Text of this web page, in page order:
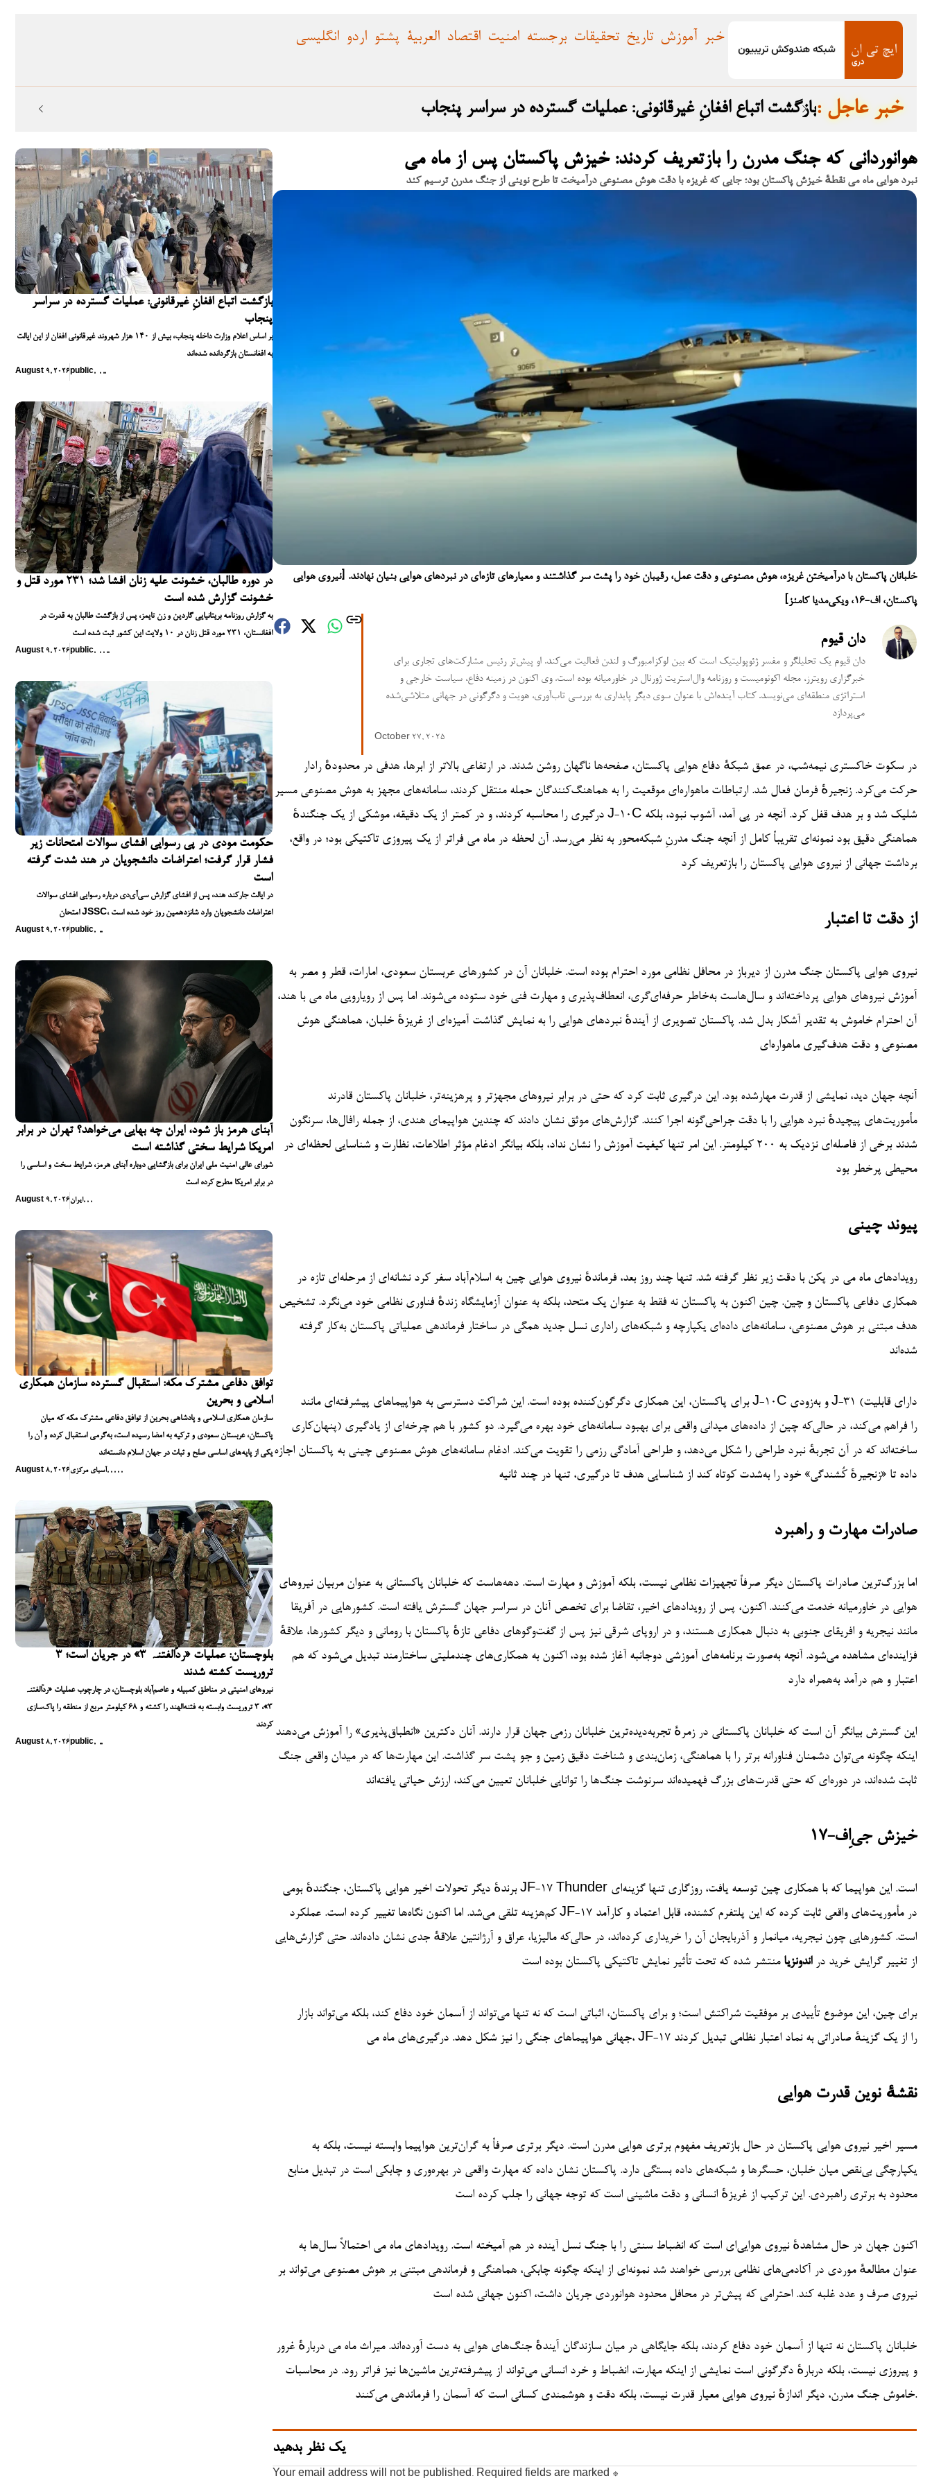
اقتصاد امنیت برجسته تحقیقات تاریخ آموزش خبر انگلیسی اردو پشتو العربية
بازگشت اتباع افغانِ غیرقانونی: عملیات گسترده در سراسر پنجاب : خبر عاجل
بازگشت اتباع افغانِ غیرقانونی: عملیات گسترده در سراسر
پنجاب
بر اساس اعلام وزارت داخله پنجاب، بیش از ۱۴۰ هزار شهروند غیرقانونی افغان از این ایالت
به افغانستان بازگردانده شده‌اند
August 9, 2026 public, ,,,
در دوره طالبان، خشونت علیه زنان افشا شد؛ ۲۳۱ مورد قتل و
خشونت گزارش شده است
به گزارش روزنامه بریتانیایی گاردین و زن تایمز، پس از بازگشت طالبان به قدرت در
افغانستان، ۲۳۱ مورد قتل زنان در ۱۰ ولایت این کشور ثبت شده است
August 9, 2026 public, ,,,,
حکومت مودی در پی رسوایی افشای سوالات امتحانات زیر
فشار قرار گرفت؛ اعتراضات دانشجویان در هند شدت گرفته
است
در ایالت جارکند هند، پس از افشای گزارش سی‌آی‌دی درباره رسوایی افشای سوالات
امتحان JSSC، اعتراضات دانشجویان وارد شانزدهمین روز خود شده است
August 9, 2026 public, ,,
آبنای هرمز باز شود، ایران چه بهایی می‌خواهد؟ تهران در برابر
امریکا شرایط سختی گذاشته است
شورای عالی امنیت ملی ایران برای بازگشایی دوباره آبنای هرمز، شرایط سخت و اساسی را
در برابر امریکا مطرح کرده است
August 9, 2026ایران, , ,
توافق دفاعی مشترک مکه: استقبال گسترده سازمان همکاری
اسلامی و بحرین
سازمان همکاری اسلامی و پادشاهی بحرین از توافق دفاعی مشترک مکه که میان
پاکستان، عربستان سعودی و ترکیه به امضا رسیده است، به‌گرمی استقبال کرده و آن را
یکی از پایه‌های اساسی صلح و ثبات در جهان اسلام دانسته‌اند
August 8, 2026آسیای مرکزی, , , , ,
بلوچستان: عملیات «ردّالفتنہ ۳» در جریان است؛ ۳
تروریست کشته شدند
نیروهای امنیتی در مناطق کمبیله و عاصم‌آباد بلوچستان، در چارچوب عملیات «ردّالفتنہ
۳»، ۳ تروریست وابسته به فتنه‌الهند را کشته و ۶۸ کیلومتر مربع از منطقه را پاک‌سازی
کردند
August 8, 2026 public, ,,
هوانوردانی که جنگ مدرن را بازتعریف کردند: خیزش پاکستان پس از ماه می
نبرد هوایی ماه می نقطهٔ خیزش پاکستان بود؛ جایی که غریزه با دقت هوش مصنوعی درآمیخت تا طرح نوینی از جنگ مدرن ترسیم کند
خلبانان پاکستان با درآمیختن غریزه، هوش مصنوعی و دقت عمل، رقیبان خود را پشت سر گذاشتند و معیارهای تازه‌ای در نبردهای هوایی بنیان نهادند. [نیروی هوایی
پاکستان، اف-۱۶، ویکی‌مدیا کامنز]
دان قیوم
دان قیوم یک تحلیلگر و مفسر ژئوپولیتیک است که بین لوکزامبورگ و لندن فعالیت می‌کند. او پیش‌تر رئیس مشارکت‌های تجاری برای
خبرگزاری رویترز، مجله اکونومیست و روزنامه وال‌استریت ژورنال در خاورمیانه بوده است. وی اکنون در زمینه دفاع، سیاست خارجی و
استراتژی منطقه‌ای می‌نویسد. کتاب آینده‌اش با عنوان سوی دیگر پایداری به بررسی تاب‌آوری، هویت و دگرگونی در جهانی متلاشی‌شده
می‌پردازد
October 27, 2025
در سکوت خاکستری نیمه‌شب، در عمق شبکهٔ دفاع هوایی پاکستان، صفحه‌ها ناگهان روشن شدند. در ارتفاعی بالاتر از ابرها، هدفی در محدودهٔ رادار
حرکت می‌کرد. زنجیرهٔ فرمان فعال شد. ارتباطات ماهواره‌ای موقعیت را به هماهنگ‌کنندگان حمله منتقل کردند، سامانه‌های مجهز به هوش مصنوعی مسیر
درگیری را محاسبه کردند، و در کمتر از یک دقیقه، موشکی از یک جنگندهٔ J-10C شلیک شد و بر هدف قفل کرد. آنچه در پی آمد، آشوب نبود، بلکه
هماهنگی دقیق بود نمونه‌ای تقریباً کامل از آنچه جنگ مدرنِ شبکه‌محور به نظر می‌رسد. آن لحظه در ماه می فراتر از یک پیروزی تاکتیکی بود؛ در واقع،
برداشت جهانی از نیروی هوایی پاکستان را بازتعریف کرد
از دقت تا اعتبار
نیروی هوایی پاکستان جنگ مدرن از دیرباز در محافل نظامی مورد احترام بوده است. خلبانان آن در کشورهای عربستان سعودی، امارات، قطر و مصر به
آموزش نیروهای هوایی پرداخته‌اند و سال‌هاست به‌خاطر حرفه‌ای‌گری، انعطاف‌پذیری و مهارت فنی خود ستوده می‌شوند. اما پس از رویارویی ماه می با هند،
آن احترام خاموش به تقدیر آشکار بدل شد. پاکستان تصویری از آیندهٔ نبردهای هوایی را به نمایش گذاشت آمیزه‌ای از غریزهٔ خلبان، هماهنگی هوش
مصنوعی و دقت هدف‌گیری ماهواره‌ای
آنچه جهان دید، نمایشی از قدرت مهار‌شده بود. این درگیری ثابت کرد که حتی در برابر نیروهای مجهزتر و پرهزینه‌تر، خلبانان پاکستان قادرند
مأموریت‌های پیچیدهٔ نبرد هوایی را با دقت جراحی‌گونه اجرا کنند. گزارش‌های موثق نشان دادند که چندین هواپیمای هندی، از جمله رافال‌ها، سرنگون
شدند برخی از فاصله‌ای نزدیک به ۲۰۰ کیلومتر. این امر تنها کیفیت آموزش را نشان نداد، بلکه بیانگر ادغام مؤثر اطلاعات، نظارت و شناسایی لحظه‌ای در
محیطی پرخطر بود
پیوند چینی
رویدادهای ماه می در پکن با دقت زیر نظر گرفته شد. تنها چند روز بعد، فرماندهٔ نیروی هوایی چین به اسلام‌آباد سفر کرد نشانه‌ای از مرحله‌ای تازه در
همکاری دفاعی پاکستان و چین. چین اکنون به پاکستان نه فقط به عنوان یک متحد، بلکه به عنوان آزمایشگاه زندهٔ فناوری نظامی خود می‌نگرد. تشخیص
هدف مبتنی بر هوش مصنوعی، سامانه‌های داده‌ای یکپارچه و شبکه‌های راداری نسل جدید همگی در ساختار فرماندهی عملیاتی پاکستان به‌کار گرفته
شده‌اند
برای پاکستان، این همکاری دگرگون‌کننده بوده است. این شراکت دسترسی به هواپیماهای پیشرفته‌ای مانند J-10C و به‌زودی J-31 (دارای قابلیت
پنهان‌کاری) را فراهم می‌کند، در حالی‌که چین از داده‌های میدانی واقعی برای بهبود سامانه‌های خود بهره می‌گیرد. دو کشور با هم چرخه‌ای از یادگیری
ساخته‌اند که در آن تجربهٔ نبرد طراحی را شکل می‌دهد، و طراحی آمادگی رزمی را تقویت می‌کند. ادغام سامانه‌های هوش مصنوعی چینی به پاکستان اجازه
داده تا «زنجیرهٔ کُشندگی» خود را به‌شدت کوتاه کند از شناسایی هدف تا درگیری، تنها در چند ثانیه
صادرات مهارت و راهبرد
اما بزرگ‌ترین صادرات پاکستان دیگر صرفاً تجهیزات نظامی نیست، بلکه آموزش و مهارت است. دهه‌هاست که خلبانان پاکستانی به عنوان مربیان نیروهای
هوایی در خاورمیانه خدمت می‌کنند. اکنون، پس از رویدادهای اخیر، تقاضا برای تخصص آنان در سراسر جهان گسترش یافته است. کشورهایی در آفریقا
مانند نیجریه و افریقای جنوبی به دنبال همکاری هستند، و در اروپای شرقی نیز پس از گفت‌وگوهای دفاعی تازهٔ پاکستان با رومانی و دیگر کشورها، علاقهٔ
فزاینده‌ای مشاهده می‌شود. آنچه به‌صورت برنامه‌های آموزشی دوجانبه آغاز شده بود، اکنون به همکاری‌های چندملیتی ساختارمند تبدیل می‌شود که هم
اعتبار و هم درآمد به‌همراه دارد
این گسترش بیانگر آن است که خلبانان پاکستانی در زمرهٔ تجربه‌دیده‌ترین خلبانان رزمی جهان قرار دارند. آنان دکترین «انطباق‌پذیری» را آموزش می‌دهند
اینکه چگونه می‌توان دشمنان فناورانه برتر را با هماهنگی، زمان‌بندی و شناخت دقیق زمین و جو پشت سر گذاشت. این مهارت‌ها که در میدان واقعی جنگ
ثابت شده‌اند، در دوره‌ای که حتی قدرت‌های بزرگ فهمیده‌اند سرنوشت جنگ‌ها را توانایی خلبانان تعیین می‌کند، ارزش حیاتی یافته‌اند
خیزش جی‌اِف-۱۷
برندهٔ دیگر تحولات اخیر هوایی پاکستان، جنگندهٔ بومی JF-17 Thunder است. این هواپیما که با همکاری چین توسعه یافت، روزگاری تنها گزینه‌ای
کم‌هزینه تلقی می‌شد. اما اکنون نگاه‌ها تغییر کرده است. عملکرد JF-17 در مأموریت‌های واقعی ثابت کرده که این پلتفرم کشنده، قابل اعتماد و کارآمد
است. کشورهایی چون نیجریه، میانمار و آذربایجان آن را خریداری کرده‌اند، در حالی‌که مالیزیا، عراق و آرژانتین علاقهٔ جدی نشان داده‌اند. حتی گزارش‌هایی
از تغییر گرایش خرید دراندونزیا منتشر شده که تحت تأثیر نمایش تاکتیکی پاکستان بوده است
برای چین، این موضوع تأییدی بر موفقیت شراکتش است؛ و برای پاکستان، اثباتی است که نه تنها می‌تواند از آسمان خود دفاع کند، بلکه می‌تواند بازار
جهانی هواپیماهای جنگی را نیز شکل دهد. درگیری‌های ماه می، JF-17 را از یک گزینهٔ صادراتی به نماد اعتبار نظامی تبدیل کردند
نقشهٔ نوین قدرت هوایی
مسیر اخیر نیروی هوایی پاکستان در حال بازتعریف مفهوم برتری هوایی مدرن است. دیگر برتری صرفاً به گران‌ترین هواپیما وابسته نیست، بلکه به
یکپارچگی بی‌نقص میان خلبان، حسگرها و شبکه‌های داده بستگی دارد. پاکستان نشان داده که مهارت واقعی در بهره‌وری و چابکی است در تبدیل منابع
محدود به برتری راهبردی. این ترکیب از غریزهٔ انسانی و دقت ماشینی است که توجه جهانی را جلب کرده است
اکنون جهان در حال مشاهدهٔ نیروی هوایی‌ای است که انضباط سنتی را با جنگ نسل آینده در هم آمیخته است. رویدادهای ماه می احتمالاً سال‌ها به
عنوان مطالعهٔ موردی در آکادمی‌های نظامی بررسی خواهند شد نمونه‌ای از اینکه چگونه چابکی، هماهنگی و فرماندهی مبتنی بر هوش مصنوعی می‌تواند بر
نیروی صرف و عدد غلبه کند. احترامی که پیش‌تر در محافل محدود هوانوردی جریان داشت، اکنون جهانی شده است
خلبانان پاکستان نه تنها از آسمان خود دفاع کردند، بلکه جایگاهی در میان سازندگان آیندهٔ جنگ‌های هوایی به دست آورده‌اند. میراث ماه می دربارهٔ غرور
و پیروزی نیست، بلکه دربارهٔ دگرگونی است نمایشی از اینکه مهارت، انضباط و خرد انسانی می‌تواند از پیشرفته‌ترین ماشین‌ها نیز فراتر رود. در محاسبات
خاموش جنگ مدرن، دیگر اندازهٔ نیروی هوایی معیار قدرت نیست، بلکه دقت و هوشمندی کسانی است که آسمان را فرماندهی می‌کنند.
یک نظر بدهید
Your email address will not be published. Required fields are marked *